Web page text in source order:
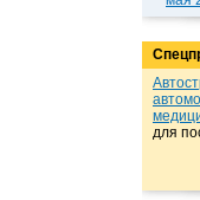
для